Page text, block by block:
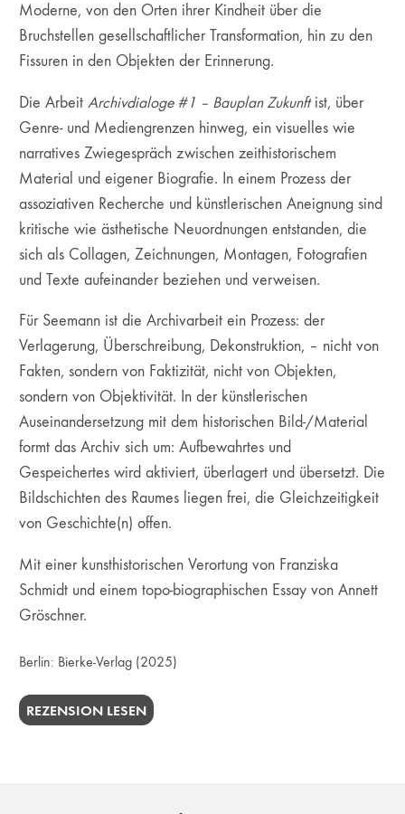
Moderne, von den Orten ihrer Kindheit über die
Bruchstellen gesellschaftlicher Transformation, hin zu den
Fissuren in den Objekten der Erinnerung.
Die ArbeitArchivdialoge #1 – Bauplan Zukunftist, über
Genre- und Mediengrenzen hinweg, ein visuelles wie
narratives Zwiegespräch zwischen zeithistorischem
Material und eigener Biografie. In einem Prozess der
assoziativen Recherche und künstlerischen Aneignung sind
kritische wie ästhetische Neuordnungen entstanden, die
sich als Collagen, Zeichnungen, Montagen, Fotografien
und Texte aufeinander beziehen und verweisen.
Für Seemann ist die Archivarbeit ein Prozess: der
Verlagerung, Überschreibung, Dekonstruktion, – nicht von
Fakten, sondern von Faktizität, nicht von Objekten,
sondern von Objektivität. In der künstlerischen
Auseinandersetzung mit dem historischen Bild-/Material
formt das Archiv sich um: Aufbewahrtes und
Gespeichertes wird aktiviert, überlagert und übersetzt. Die
Bildschichten des Raumes liegen frei, die Gleichzeitigkeit
von Geschichte(n) offen.
Mit einer kunsthistorischen Verortung von Franziska
Schmidt und einem topo-biographischen Essay von Annett
Gröschner.
Berlin: Bierke-Verlag (2025)
REZENSION LESEN